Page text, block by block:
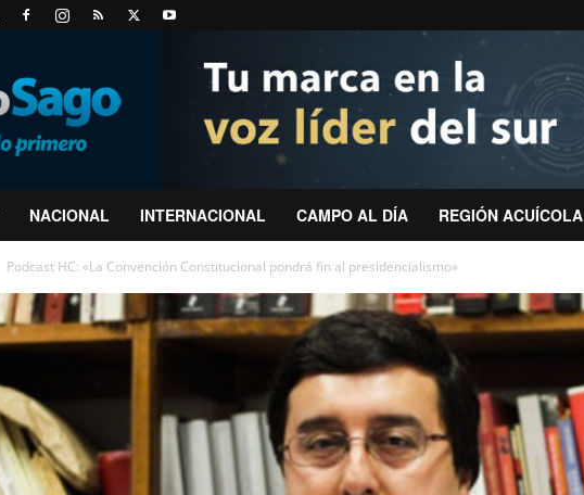
NACIONAL INTERNACIONAL CAMPO AL DÍA REGIÓN ACUÍCOLA
Podcast HC: «La Convención Constitucional pondrá fin al presidencialismo»